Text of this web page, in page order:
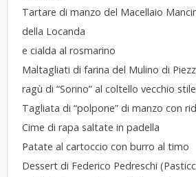
Tartare di manzo del Macellaio
della Locanda
e cialda al rosmarino
Maltagliati di farina del Mulino di
ragù di “Sorino” al coltello vecchio stile
Tagliata di “polpone” di manzo con
Cime di rapa saltate in padella
Patate al cartoccio con burro al timo
Dessert di Federico Pedreschi